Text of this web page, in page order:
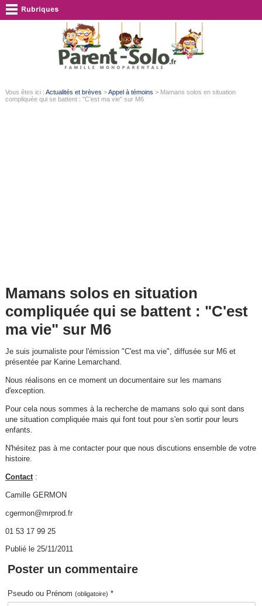
Vous êtes ici : Actualités et brèves >Appel à témoins > Mamans solos en situation
compliquée qui se battent : "C'est ma vie" sur M6
Mamans solos en situation
compliquée qui se battent : "C'est
ma vie" sur M6
Je suis journaliste pour l'émission "C'est ma vie", diffusée sur M6 et
présentée par Karine Lemarchand.
Nous réalisons en ce moment un documentaire sur les mamans
d'exception.
Pour cela nous sommes à la recherche de mamans solo qui sont dans
une situation compliquée mais qui font tout pour s'en sortir pour leurs
enfants.
N'hésitez pas à me contacter pour que nous discutions ensemble de votre
histoire.
Contact:
Camille GERMON
cgermon@mrprod.fr
01 53 17 99 25
Publié le 25/11/2011
Poster un commentaire
Pseudo ou Prénom(obligatoire) *